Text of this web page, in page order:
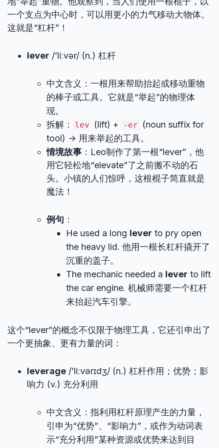
一个支点为中心时，可以用更小的力气移动大物体。
这就是“杠杆”！
lever /’liːvər/ (n.) 杠杆
中文含义：一根用来帮助抬起或移动重物
的棒子或工具。它就是“举起”的物理体
现。
拆解：
lev (lift) + -er
(noun suffix for
tool) → 用来举起的工具。
情境故事 ：Leo制作了第一根“lever”，他
用它轻松地“elevate”了之前搬不动的石
头。小镇的人们惊呼，这根棍子简直就是
魔法！
例句 ：
He used a long lever to pry open
the heavy lid. 他用一根长杠杆撬开了
沉重的盖子。
The mechanic needed a lever to lift
the car engine. 机械师需要一个杠杆
来抬起汽车引擎。
这个“lever”的概念不仅限于物理工具，它还引申出了
一个更抽象、更有力量的词：
leverage /’liːvərɪdʒ/ (n.) 杠杆作用；优势；影
响力 (v.) 充分利用
中文含义：指利用杠杆原理产生的力量，
引申为“优势”、“影响力”，或作为动词表
示“充分利用”某种资源或优势来达到目